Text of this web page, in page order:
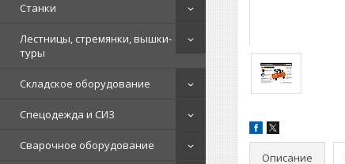
Станки
Лестницы, стремянки, вышки-
туры
Складское оборудование
Спецодежда и СИЗ
Сварочное оборудование
Описание